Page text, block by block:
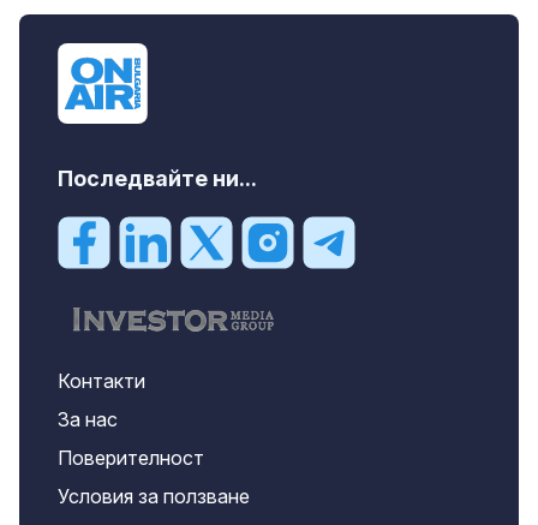
Последвайте ни...
Контакти
За нас
Поверителност
Условия за ползване